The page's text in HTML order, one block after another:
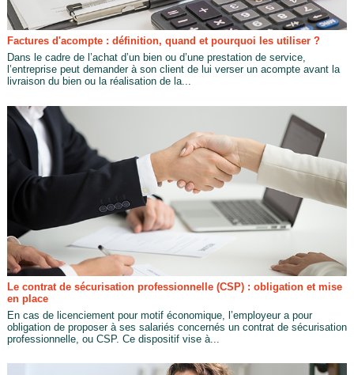
Factures d'acompte : définition, quand et pourquoi les utiliser ?
Dans le cadre de l’achat d’un bien ou d’une prestation de service,
l’entreprise peut demander à son client de lui verser un acompte avant la
livraison du bien ou la réalisation de la...
Le contrat de sécurisation professionnelle (CSP) : obligation et mise
en place
En cas de licenciement pour motif économique, l’employeur a pour
obligation de proposer à ses salariés concernés un contrat de sécurisation
professionnelle, ou CSP. Ce dispositif vise à...